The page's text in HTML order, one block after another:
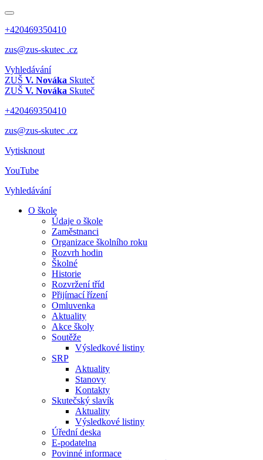
+420469350410
zus@zus-skutec .cz
Vyhledávání
ZUŠ V. Nováka Skuteč
ZUŠ V. Nováka Skuteč
+420469350410
zus@zus-skutec .cz
Vytisknout
YouTube
Vyhledávání
O škole
Údaje o škole
Zaměstnanci
Organizace školního roku
Rozvrh hodin
Školné
Historie
Rozvržení tříd
Přijímací řízení
Omluvenka
Aktuality
Akce školy
Soutěže
Výsledkové listiny
SRP
Aktuality
Stanovy
Kontakty
Skutečský slavík
Aktuality
Výsledkové listiny
Úřední deska
E-podatelna
Povinné informace